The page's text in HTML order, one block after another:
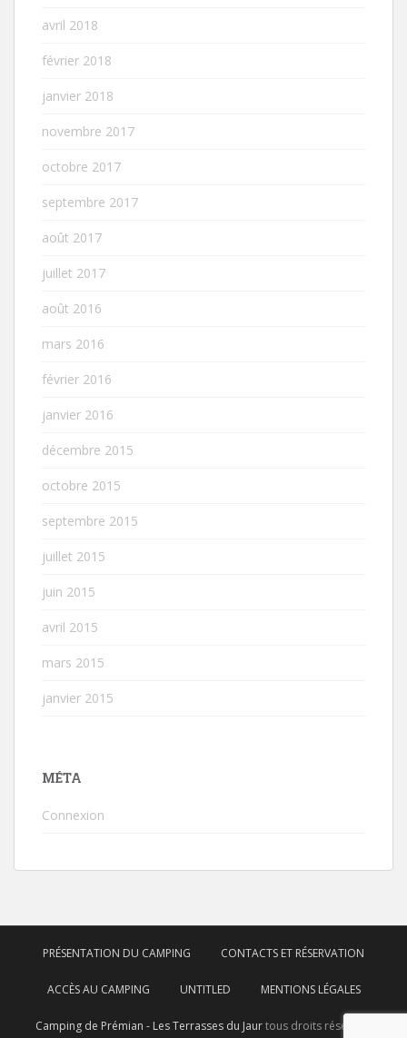
avril 2018
février 2018
janvier 2018
novembre 2017
octobre 2017
septembre 2017
août 2017
juillet 2017
août 2016
mars 2016
février 2016
janvier 2016
décembre 2015
octobre 2015
septembre 2015
juillet 2015
juin 2015
avril 2015
mars 2015
janvier 2015
MÉTA
Connexion
PRÉSENTATION DU CAMPING CONTACTS ET RÉSERVATION
ACCÈS AU CAMPING UNTITLED MENTIONS LÉGALES
Camping de Prémian - Les Terrasses du Jaurtous droits réservés.